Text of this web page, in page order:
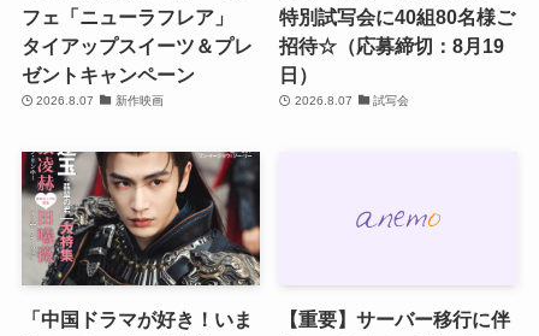
フェ「ニューラフレア」
タイアップスイーツ＆プレ
ゼントキャンペーン
2026.8.07 新作映画
特別試写会に40組80名様ご
招待☆（応募締切：8月19
日）
2026.8.07 試写会
「中国ドラマが好き！いま
【重要】サーバー移行に伴